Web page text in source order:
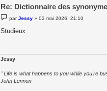
Re: Dictionnaire des
e
s
parJessy »03 mai 2026, 21:10
Studieux
Jessy
" Life is what happens to you while you're
John Lennon